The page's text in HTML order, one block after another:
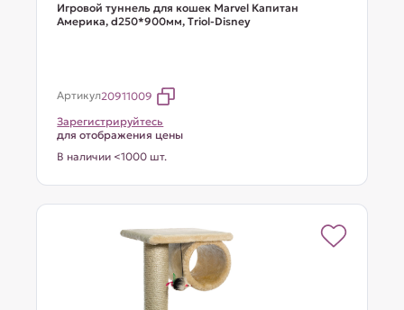
Игровой туннель для кошек Marvel Капитан
Америка, d250*900мм, Triol-Disney
Артикул20911009
Зарегистрируйтесь
для отображения цены
В наличии <1000 шт.